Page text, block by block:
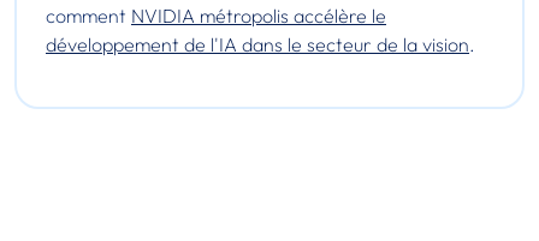
comment NVIDIA métropolis accélère le
développement de l'IA dans le secteur de la vision.